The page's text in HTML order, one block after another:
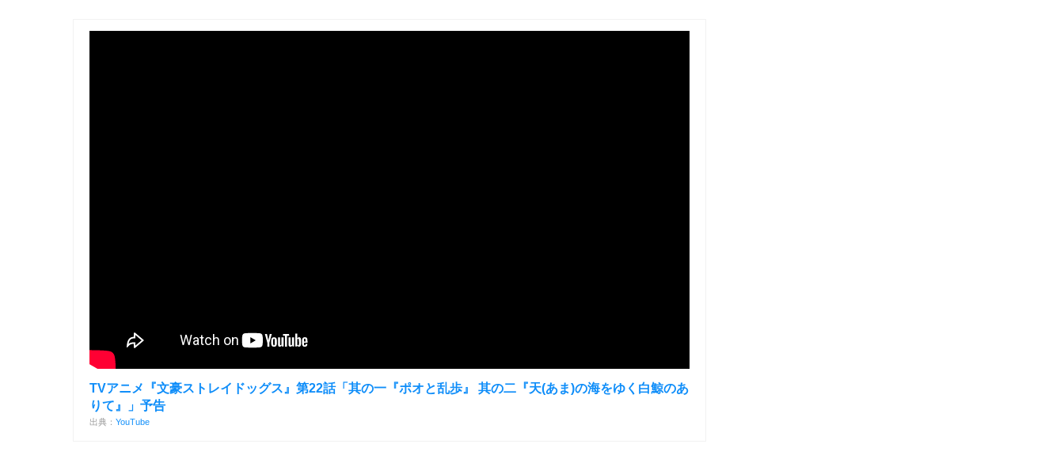
TVアニメ『文豪ストレイドッグス』第22話「其の一『ポオと乱歩』 其の二『天(あま)の海をゆく白鯨のあ
りて』」予告
出典： YouTube